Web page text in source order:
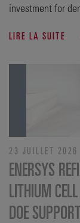
investment for
LIRE LA SUITE
23 JUILLET 2026
ENERSYS
LITHIUM
DOE SUPPORT